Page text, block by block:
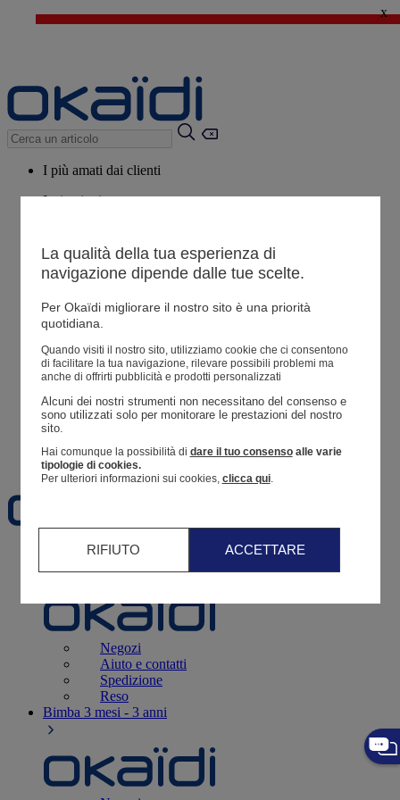
🔥SALDI : Ancora più prodotti fino al -60%*>
x
I più amati dai clienti
Ispirazioni
Potrebbero piacerti anche
Tutti i prodotti
Resoconto di un ordine
Preferiti
3 - 12 mesi
Negozi
Aiuto e contatti
Spedizione
Reso
Bimba 3 mesi - 3 anni
La qualità della tua esperienza di
navigazione dipende dalle tue scelte.
Per Okaïdi migliorare il nostro sito è una priorità
quotidiana.
Quando visiti il ​​nostro sito, utilizziamo cookie che ci consentono
di facilitare la tua navigazione, rilevare possibili problemi ma
anche di offrirti pubblicità e prodotti personalizzati
Alcuni dei nostri strumenti non necessitano del consenso e
sono utilizzati solo per monitorare le prestazioni del nostro
sito.
Hai comunque la possibilità di dare il tuo consensoalle varie
tipologie di cookies.
Per ulteriori informazioni sui cookies, clicca qui.
RIFIUTO ACCETTARE